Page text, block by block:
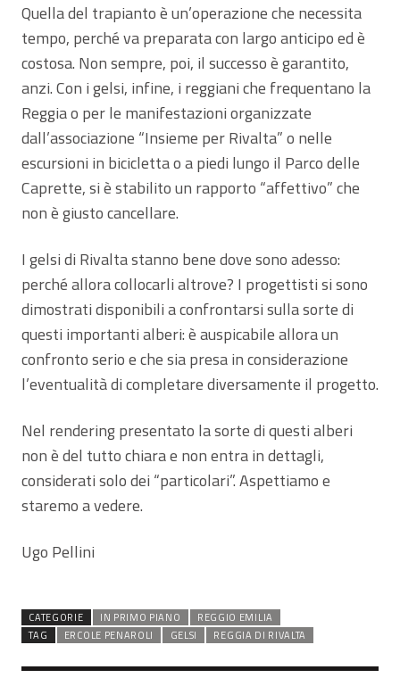
Quella del trapianto è un’operazione che necessita
tempo, perché va preparata con largo anticipo ed è
costosa. Non sempre, poi, il successo è garantito,
anzi. Con i gelsi, infine, i reggiani che frequentano la
Reggia o per le manifestazioni organizzate
dall’associazione “Insieme per Rivalta” o nelle
escursioni in bicicletta o a piedi lungo il Parco delle
Caprette, si è stabilito un rapporto “affettivo” che
non è giusto cancellare.
I gelsi di Rivalta stanno bene dove sono adesso:
perché allora collocarli altrove? I progettisti si sono
dimostrati disponibili a confrontarsi sulla sorte di
questi importanti alberi: è auspicabile allora un
confronto serio e che sia presa in considerazione
l’eventualità di completare diversamente il progetto.
Nel rendering presentato la sorte di questi alberi
non è del tutto chiara e non entra in dettagli,
considerati solo dei “particolari”. Aspettiamo e
staremo a vedere.
Ugo Pellini
CATEGORIE IN PRIMO PIANO
REGGIO EMILIA
TAG
ERCOLE PENAROLI GELSI REGGIA DI RIVALTA